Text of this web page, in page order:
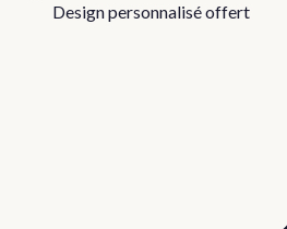
Design personnalisé offert